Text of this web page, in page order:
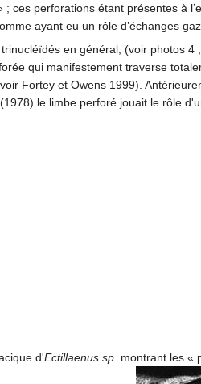
ces perforations étant présentes à
ayant eu un rôle d’échanges
en général, (voir photos 4
qui manifestement traverse
Fortey et Owens 1999).
le limbe perforé jouait le rôle
d'Ectillaenus sp. montrant les «